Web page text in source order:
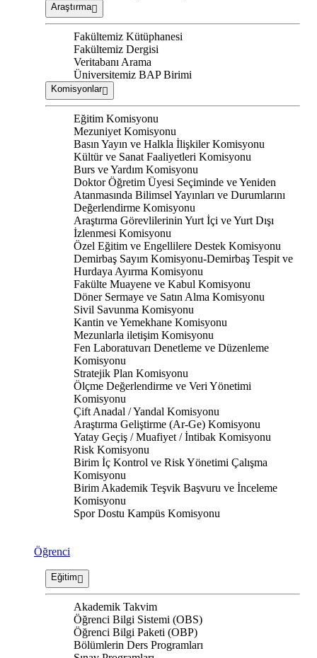
Araştırma
Fakültemiz Kütüphanesi
Fakültemiz Dergisi
Veritabanı Arama
Üniversitemiz BAP Birimi
Komisyonlar
Eğitim Komisyonu
Mezuniyet Komisyonu
Basın Yayın ve Halkla İlişkiler Komisyonu
Kültür ve Sanat Faaliyetleri Komisyonu
Burs ve Yardım Komisyonu
Doktor Öğretim Üyesi Seçiminde ve Yeniden
Atanmasında Bilimsel Yayınları ve Durumlarını
Değerlendirme Komisyonu
Araştırma Görevlilerinin Yurt İçi ve Yurt Dışı
İzlenmesi Komisyonu
Özel Eğitim ve Engellilere Destek Komisyonu
Demirbaş Sayım Komisyonu-Demirbaş Tespit ve
Hurdaya Ayırma Komisyonu
Fakülte Muayene ve Kabul Komisyonu
Döner Sermaye ve Satın Alma Komisyonu
Sivil Savunma Komisyonu
Kantin ve Yemekhane Komisyonu
Mezunlarla iletişim Komisyonu
Fen Laboratuvarı Denetleme ve Düzenleme
Komisyonu
Stratejik Plan Komisyonu
Ölçme Değerlendirme ve Veri Yönetimi
Komisyonu
Çift Anadal / Yandal Komisyonu
Araştırma Geliştirme (Ar-Ge) Komisyonu
Yatay Geçiş / Muafiyet / İntibak Komisyonu
Risk Komisyonu
Birim İç Kontrol ve Risk Yönetimi Çalışma
Komisyonu
Birim Akademik Teşvik Başvuru ve İnceleme
Komisyonu
Spor Dostu Kampüs Komisyonu
Öğrenci
Eğitim
Akademik Takvim
Öğrenci Bilgi Sistemi (OBS)
Öğrenci Bilgi Paketi (OBP)
Bölümlerin Ders Programları